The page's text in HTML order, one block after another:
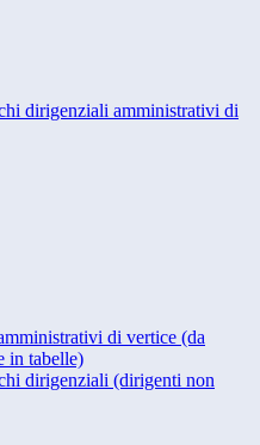
dirigenziali amministrativi di
di vertice (da
in tabelle)
dirigenziali (dirigenti non